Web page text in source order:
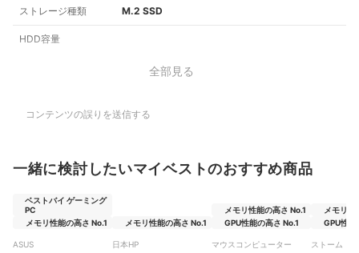
ストレージ種類 M.2 SSD
HDD容量
全部見る
コンテンツの誤りを送信する
一緒に検討したいマイベストのおすすめ商品
ベストバイ ゲーミング
PC
メモリ性能の高さ No.1
ASUS
メモリ性能の高さ No.1
日本HP
メモリ性能の高さ No.1
GPU性能の高さ No.1
マウスコンピューター
メモリ性
GPU性能
ストーム